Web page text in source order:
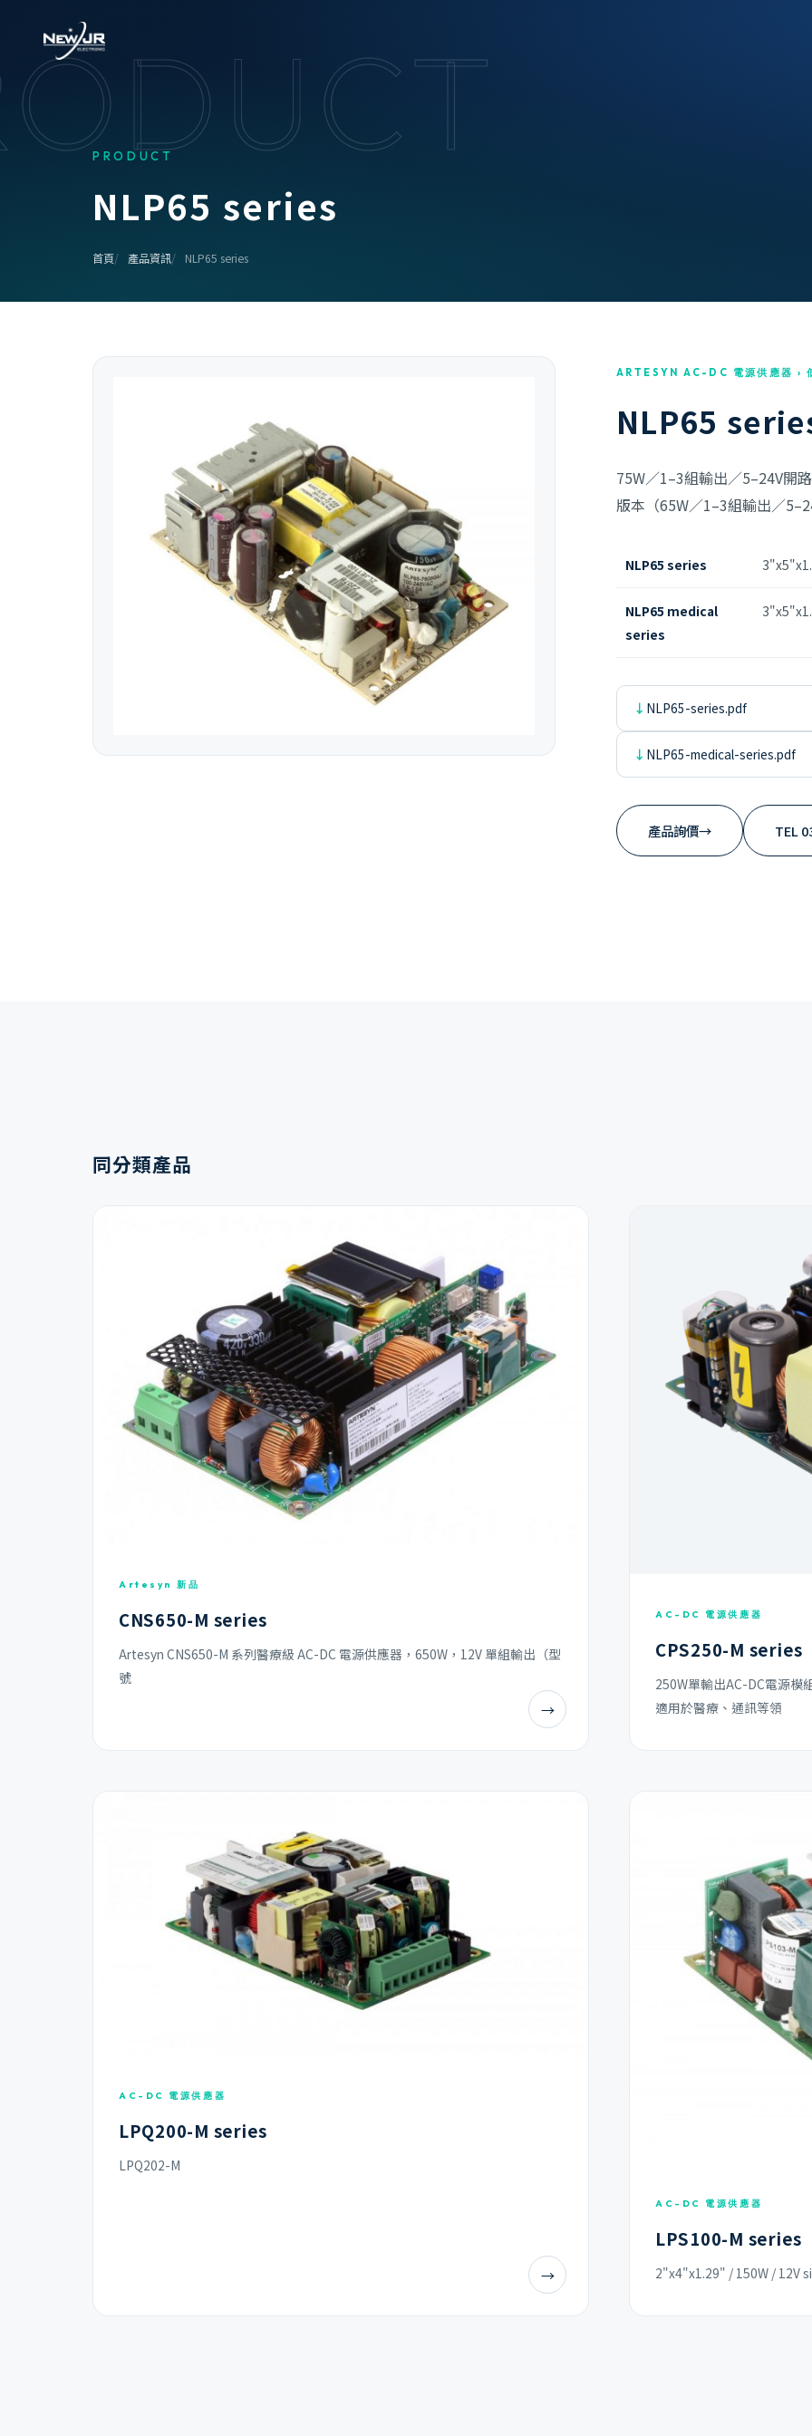
PRODUCT
NLP65 series
首頁 產品資訊 NLP65 series
ARTESYN AC-DC 電源供應器 ›
NLP65
75W／1–3組輸出／5–24V開
版本（65W／1–3組輸出／
NLP65 series
NLP65 medical
series
NLP65-series.pdf
NLP65-medical-series.pdf
產品詢價→ TEL
同分類產品
Artesyn 新品
CNS650-M series
Artesyn CNS650-M 系列醫療級 AC-DC 電源供應器，650W，12V 單組輸出（型
號
→
AC-DC 電源供應器
CPS250-M series
250W單輸出AC-DC電源模
適用於醫療、通訊等領
AC-DC 電源供應器
LPQ200-M series
LPQ202-M
→
AC-DC 電源供應器
LPS100-M series
2"x4"x1.29" / 150W / 12V